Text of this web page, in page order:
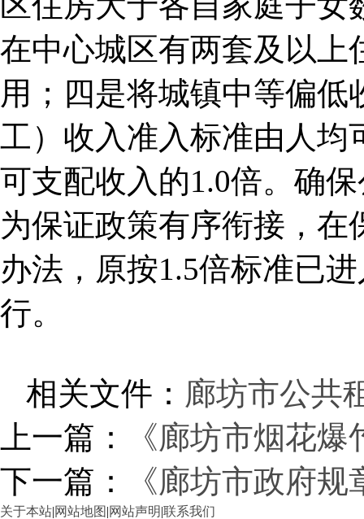
在中心城区有两套及以上
用；四是将城镇中等偏
工）收入准入标准由人均
可支配收入的1.0倍。确
为保证政策有序衔接，
办法，原按1.5倍标准已
行。
相关文件： 廊坊市公共
上一篇：
《廊坊市烟花
下一篇：
《廊坊市政府
关于本站|网站地图 |网站声明|联系我们